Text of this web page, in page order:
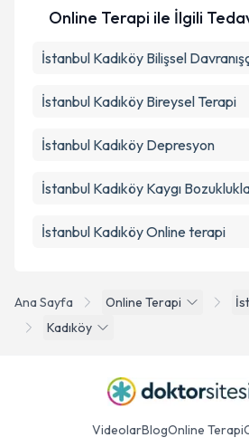
Ana Sayfa Online Terapi
Kadıköy
Online Terapi ile İlgili
İstanbul Kadıköy Bilişsel
İstanbul Kadıköy Bireysel Terapi
İstanbul Kadıköy Depresyon
İstanbul Kadıköy Kaygı
İstanbul Kadıköy Online terapi
VideolarBlogOnline Terapi